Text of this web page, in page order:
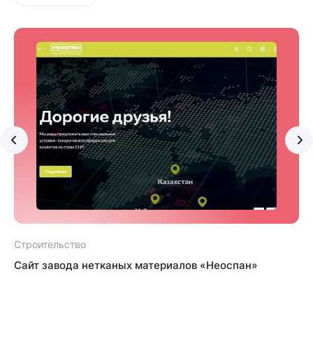
Строительство
Сайт завода нетканых материалов «Неоспан»